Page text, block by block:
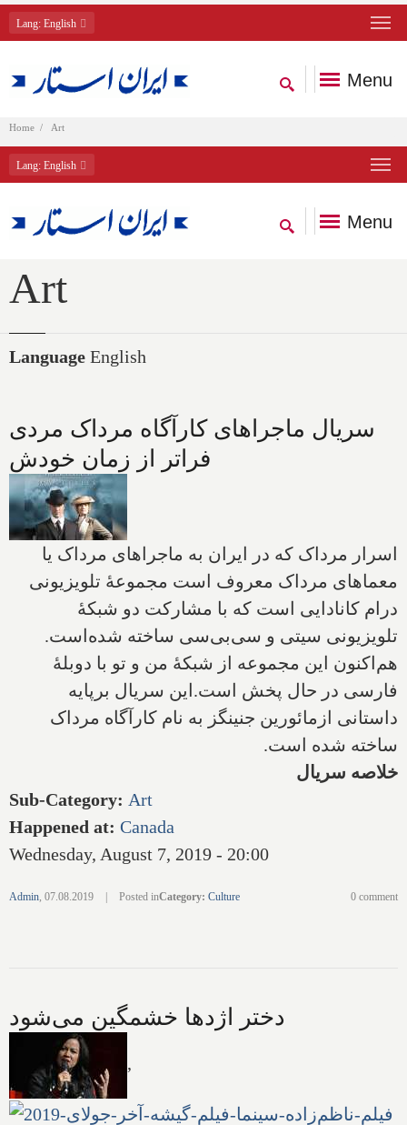
Lang: English
Menu
Home Art
Lang: English
Menu
Art
Language English
سریال ماجراهای کارآگاه مرداک مردی
فراتر از زمان خودش
اسرار مرداک که در ایران به ماجراهای مرداک یا
معماهای مرداک معروف است مجموعهٔ تلویزیونی
درام کانادایی است که با مشارکت دو شبکهٔ
تلویزیونی سیتی و سی‌بی‌سی ساخته شده‌است.
هم‌اکنون این مجموعه از شبکهٔ من و تو با دوبلهٔ
فارسی در حال پخش است. این سریال برپایه
داستانی ازمائورین جنینگز به نام کارآگاه مرداک
ساخته شده است.
خلاصه سریال
Sub-Category: Art
Happened at: Canada
Wednesday, August 7, 2019 - 20:00
Admin, 07.08.2019 Posted inCategory: Culture 0 comment
دختر اژدها خشمگین می‌شود
,